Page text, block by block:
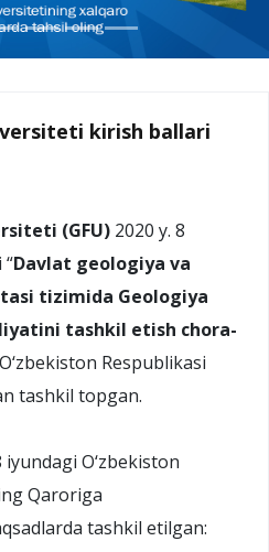
kirish ballari
(GFU) 2020 y. 8
Davlat geologiya va
tizimida Geologiya
tashkil etish chora-
Respublikasi
tashkil topgan.
O‘zbekiston
Qaroriga
tashkil etilgan: